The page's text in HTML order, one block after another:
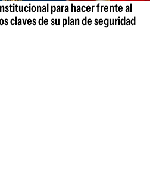
para hacer frente al
claves de su plan de seguridad